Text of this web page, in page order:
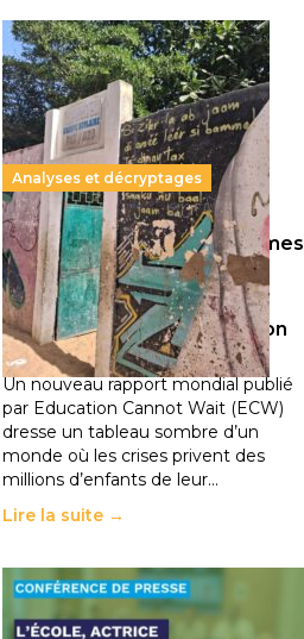
Analyses et décryptages
258 millions d’enfants victimes
de la guerre, des chocs
climatiques et des
déplacements de population
11 juillet 2026 -National
Un nouveau rapport mondial publié
par Education Cannot Wait (ECW)
dresse un tableau sombre d’un
monde où les crises privent des
millions d’enfants de leur…
Lire la suite →